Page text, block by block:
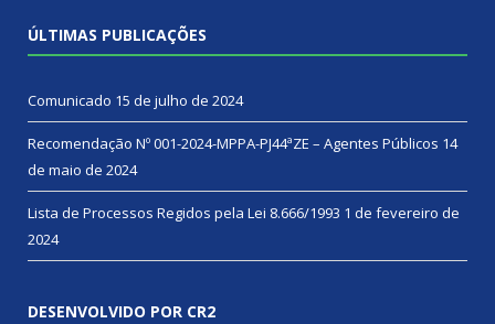
ÚLTIMAS PUBLICAÇÕES
Comunicado 15 de julho de 2024
Recomendação Nº 001-2024-MPPA-PJ44ªZE – Agentes Públicos 14
de maio de 2024
Lista de Processos Regidos pela Lei 8.666/1993 1 de fevereiro de
2024
DESENVOLVIDO POR CR2